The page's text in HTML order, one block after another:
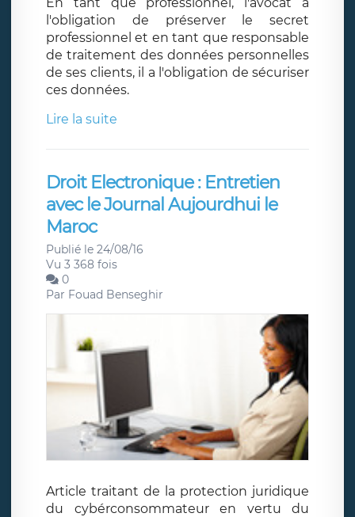
l'obligation de préserver le secret
professionnel et en tant que responsable
de traitement des données personnelles
de ses clients, il a l'obligation de sécuriser
ces données.
Lire la suite
Droit Electronique : Entretien
avec le Journal Aujourdhui le
Maroc
Publié le 24/08/16
Vu 3 368 fois
0
Par Fouad Benseghir
Article traitant de la protection juridique
du cybérconsommateur en vertu du